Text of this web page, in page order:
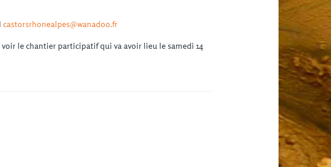
castorsrhonealpes@wanadoo.fr
le chantier participatif qui va avoir lieu le samedi 14